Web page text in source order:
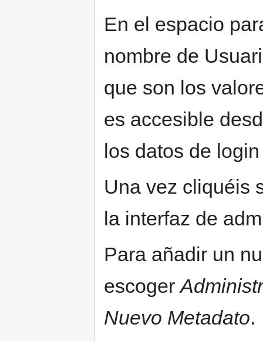
En el espacio
nombre de
que son los
es accesible
los datos de
Una vez cliquéis
la interfaz de
Para añadir un
escoger
Nuevo Metadato.